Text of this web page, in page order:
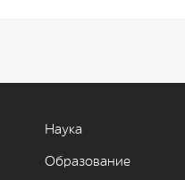
Наука
Образование